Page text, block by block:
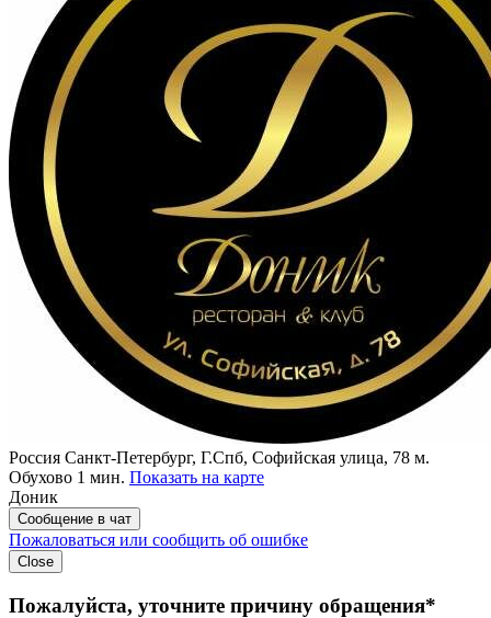
Россия Санкт-Петербург, Г.Спб, Софийская улица, 78 м.
Обухово 1 мин. Показать на карте
Доник
Сообщение в чат
Пожаловаться или сообщить об ошибке
Close
Пожалуйста, уточните причину обращения*